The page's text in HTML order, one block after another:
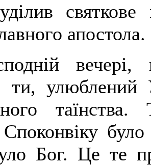
апостола.
ти, улюблений
Бог. Це те